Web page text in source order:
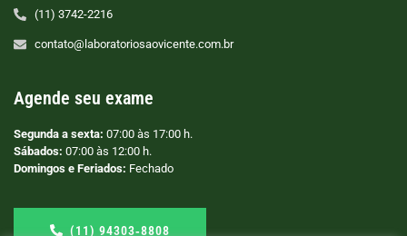
(11) 3742-2216
contato@laboratoriosaovicente.com.br
Agende seu exame
Segunda a sexta: 07:00 às 17:00 h.
Sábados: 07:00 às 12:00 h.
Domingos e Feriados: Fechado
(11) 94303‑8808